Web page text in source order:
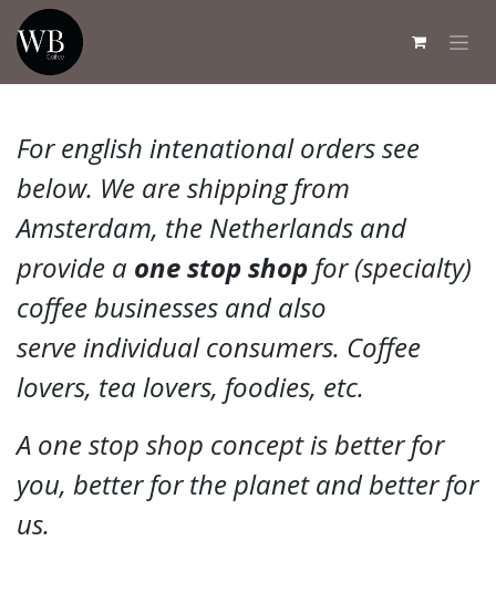
Overslaan naar inhoud
For english intenational orders see
below. We are shipping from
Amsterdam, the Netherlands and
provide a one stop shop for (specialty)
coffee businesses and also
serve individual consumers. Coffee
lovers, tea lovers, foodies, etc.
A one stop shop concept is better for
you, better for the planet and better for
us.